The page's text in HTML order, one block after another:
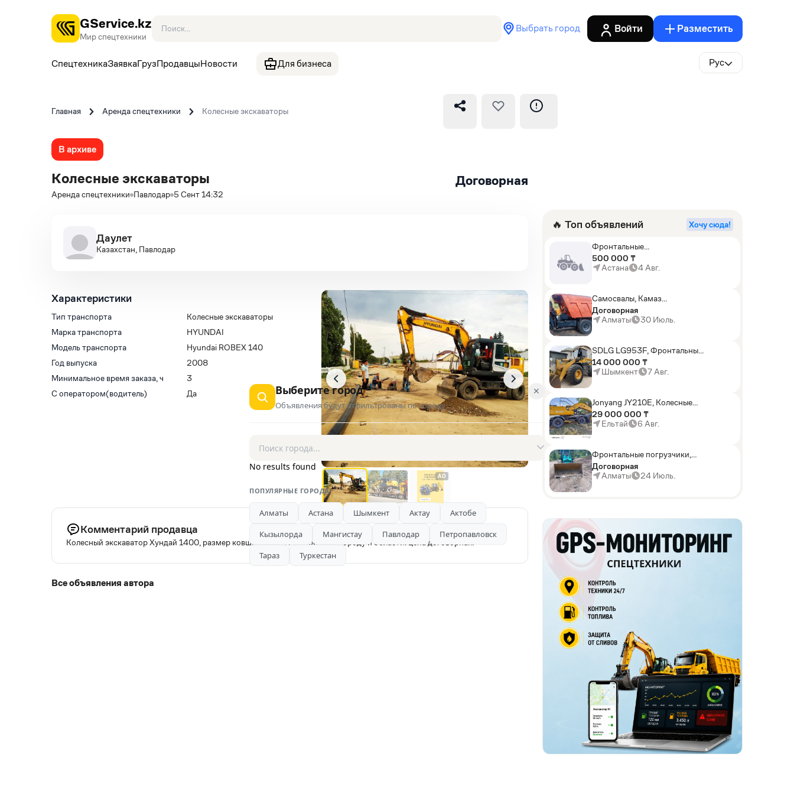
GService.kz
Мир спецтехники
Выбрать город Войти Разместить
СпецтехникаЗаявкаГрузПродавцыНовости Для бизнеса Рус
Главная Аренда спецтехники Колесные экскаваторы
В архиве
Колесные экскаваторы
Аренда спецтехники Павлодар 5 Сент 14:32
Договорная
Даулет
Казахстан, Павлодар
Характеристики
Тип транспорта
Колесные экскаваторы
Марка транспорта
HYUNDAI
Модель транспорта
Hyundai ROBEX 140
Год выпуска
2008
Минимальное время заказа, ч
3
С оператором(водитель)
Да
AD
Комментарий продавца
Колесный экскаватор Хундай 1400, размер ковша 0.8 куб. М. Работа по городу и области. цена договорная.
Все объявления автора
🔥 Топ объявлений Хочу сюда!
Фронтальные
погрузчики,Экскаваторы-
погрузчики,Мини-
погрузчики,Горные
500 000 ₸
Астана
4 Авг.
Самосвалы, Камаз
АГП-29РТ (шасси
KАМАЗ-43114 6x6)
Договорная
Алматы
30 Июль.
SDLG LG953F, Фронтальные
погрузчики
14 000 000 ₸
Шымкент
7 Авг.
Jonyang JY210E, Колесные
экскаваторы
29 000 000 ₸
Ельтай
6 Авг.
Фронтальные погрузчики,
Sunward ZYJ 320
Договорная
Алматы
24 Июль.
✕
Выберите город
Объявления будут отфильтрованы по городу
No results found
ПОПУЛЯРНЫЕ ГОРОДА
Алматы Астана Шымкент Актау
Актобе
Кызылорда
Мангистау Павлодар
Петропавловск
Тараз
Туркестан